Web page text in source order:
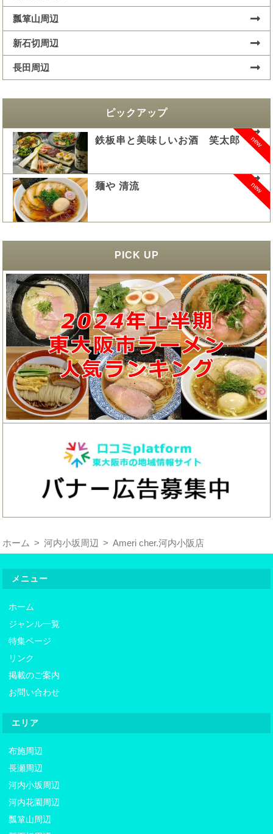
瓢箪山周辺
新石切周辺
長田周辺
ピックアップ
new
鉄板串と美味しいお酒 笑太郎
new
麺や 清流
PICK UP
ホーム 河内小坂周辺 Ameri cher.河内小阪店
メニュー
ホーム
ジャンル一覧
特集ページ
リンク
掲載のご案内
お問い合わせ
エリア
布施周辺
長瀬周辺
河内小坂周辺
河内花園周辺
瓢箪山周辺